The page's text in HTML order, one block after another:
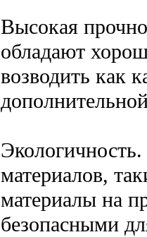
Высокая
обладают
возводить как
материалов,
материалы на
безопасными